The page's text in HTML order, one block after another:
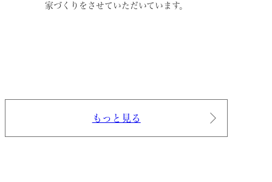
家づくりをさせていただいています。
もっと見る